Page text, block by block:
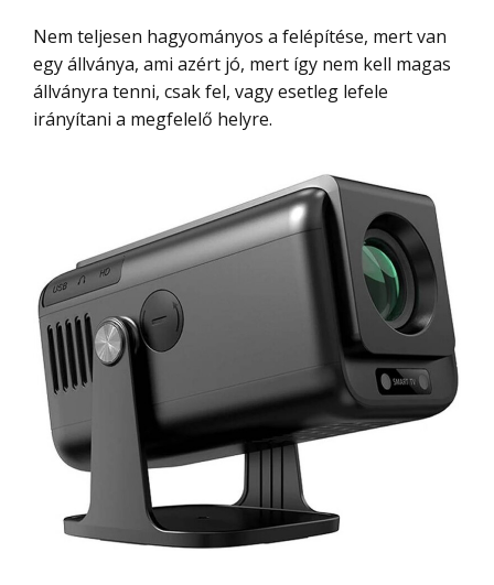
Nem teljesen hagyományos a felépítése, mert van
egy állványa, ami azért jó, mert így nem kell magas
állványra tenni, csak fel, vagy esetleg lefele
irányítani a megfelelő helyre.